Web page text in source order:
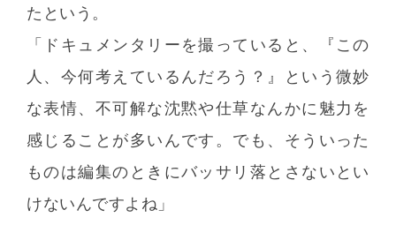
たという。
「ドキュメンタリーを撮っていると、『この
人、今何考えているんだろう？』という微妙
な表情、不可解な沈黙や仕草なんかに魅力を
感じることが多いんです。でも、そういった
ものは編集のときにバッサリ落とさないとい
けないんですよね」